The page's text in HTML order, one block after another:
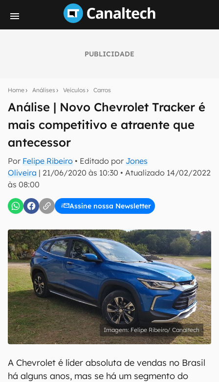
PUBLICIDADE
Home Análises Veículos Carros
Análise | Novo Chevrolet Tracker é
mais competitivo e atraente que
antecessor
Por Felipe Ribeiro • Editado por Jones
Oliveira | 21/06/2020 às 10:30 • Atualizado 14/02/2022
às 08:00
Assine nossa Newsletter
notícias e reviews sobre tecnologia em primeira
mão.
E-mail
inscreva-se
Uso e Política de Privacidade do Canaltech.
Felipe Ribeiro/ Canaltech
A Chevrolet é líder absoluta de vendas no Brasil
há alguns anos, mas se há um segmento do